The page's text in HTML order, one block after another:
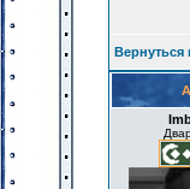
Вернуться